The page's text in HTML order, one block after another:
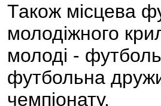
Також місцева
молодіжного
молоді -
футбольна
чемпіонату.